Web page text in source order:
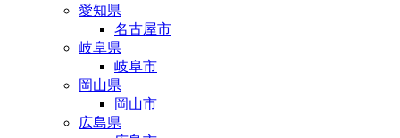
愛知県
名古屋市
岐阜県
岐阜市
岡山県
岡山市
広島県